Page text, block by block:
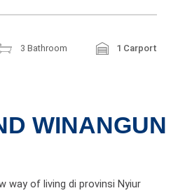
3 Bathroom 1 Carport
WINANGUN
way of living di provinsi Nyiur